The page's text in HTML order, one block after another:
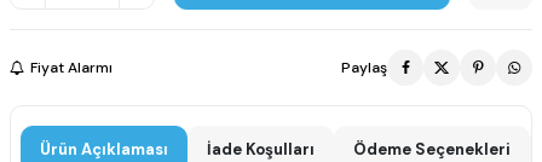
Fiyat Alarmı Paylaş
Ürün Açıklaması İade Koşulları Ödeme Seçenekleri